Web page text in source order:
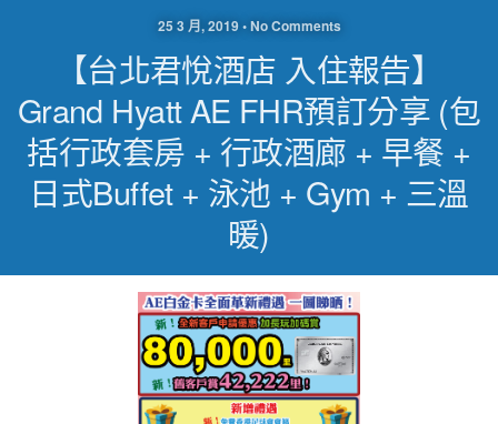
25 3 月, 2019 • No Comments
【台北君悅酒店 入住報告】
Grand Hyatt AE FHR預訂分享 (包
括行政套房 + 行政酒廊 + 早餐 +
日式buffet + 泳池 + Gym + 三溫
暖)